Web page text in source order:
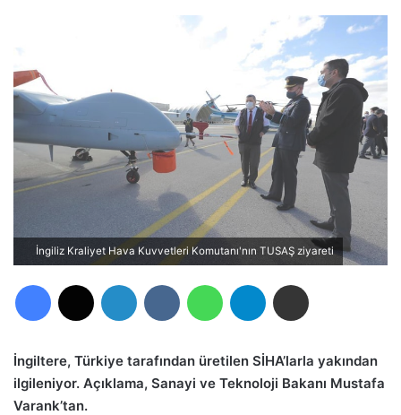
İngiliz Kraliyet Hava Kuvvetleri Komutanı'nın TUSAŞ ziyareti
İngiltere, Türkiye tarafından üretilen SİHA’larla yakından
ilgileniyor. Açıklama, Sanayi ve Teknoloji Bakanı Mustafa
Varank’tan.